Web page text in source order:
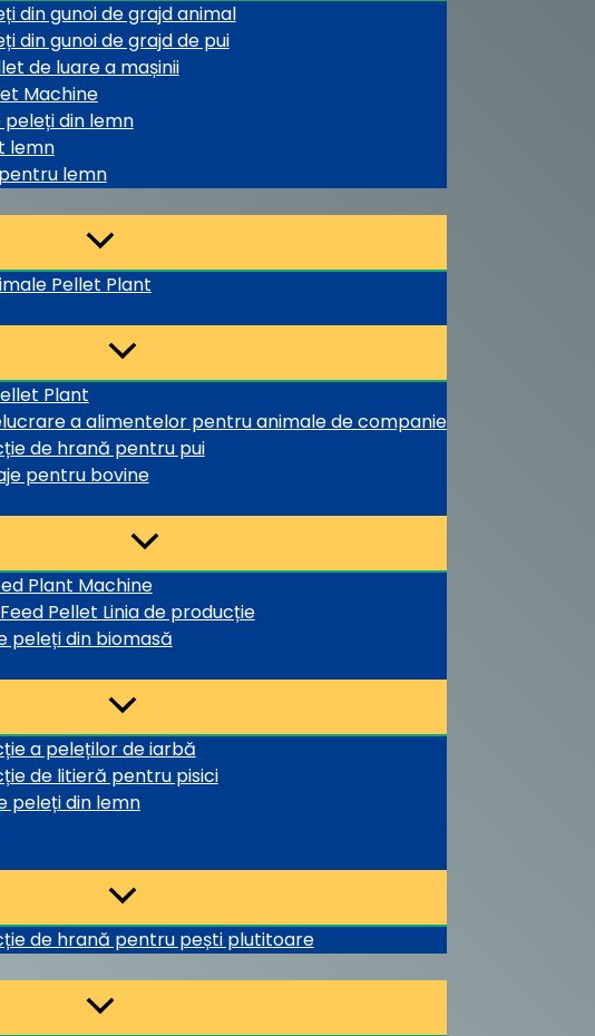
din gunoi de grajd animal
din gunoi de grajd de pui
de luare a mașinii
Machine
din lemn
lemn
lemn
Pellet Plant
Plant
a alimentelor pentru animale de companie
de hrană pentru pui
pentru bovine
Plant Machine
Pellet Linia de producție
peleți din biomasă
a peleților de iarbă
de litieră pentru pisici
peleți din lemn
de hrană pentru pești plutitoare